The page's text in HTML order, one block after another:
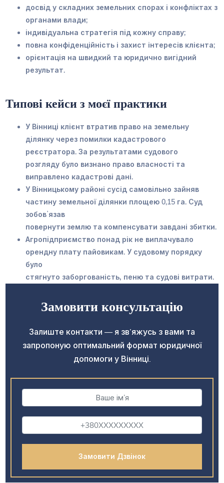
досвід у складних земельних спорах і конфліктах з
органами влади;
індивідуальна стратегія під кожну справу;
повна конфіденційність і захист інтересів клієнта;
орієнтація на швидкий та юридично вигідний
результат.
Типові кейси з моєї практики
У Вінниці клієнт втратив право на земельну
ділянку через помилки кадастрового
реєстратора. За результатами судового
розгляду було визнано право власності та
виправлено кадастрові дані.
У Вінницькому районі сусід самовільно зайняв
частину земельної ділянки площею 0,15 га. Суд
зобовʼязав
повернути землю та компенсувати завдані збитки.
Агропідприємство понад рік не виплачувало
орендну плату пайовикам. У судовому порядку
було
стягнуто заборгованість, пеню та судові витрати.
Замовити консультацію
Залиште контакти — я зв’яжусь з вами та
запропоную оптимальний формат юридичної
допомоги у Вінниці.